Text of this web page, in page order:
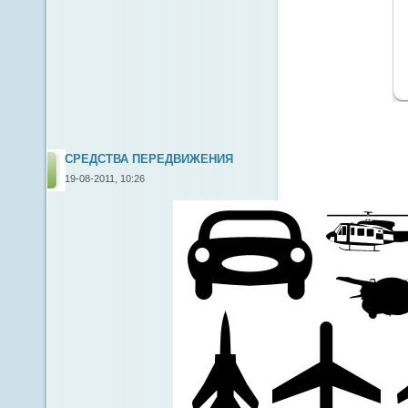
СРЕДСТВА ПЕРЕДВИЖЕНИЯ
19-08-2011, 10:26